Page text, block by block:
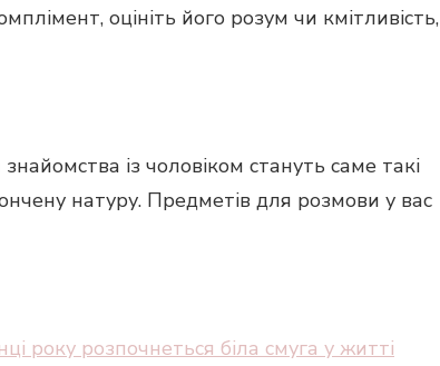
оцініть його розум чи кмітливість,
із чоловіком стануть саме такі
натуру. Предметів для розмови у вас
року розпочнеться біла смуга у житті